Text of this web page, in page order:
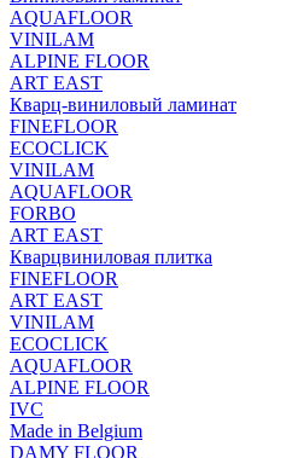
AQUAFLOOR
VINILAM
ALPINE FLOOR
ART EAST
Кварц-виниловый ламинат
FINEFLOOR
ECOCLICK
VINILAM
AQUAFLOOR
FORBO
ART EAST
Кварцвиниловая плитка
FINEFLOOR
ART EAST
VINILAM
ECOCLICK
AQUAFLOOR
ALPINE FLOOR
IVC
Made in Belgium
DAMY FLOOR